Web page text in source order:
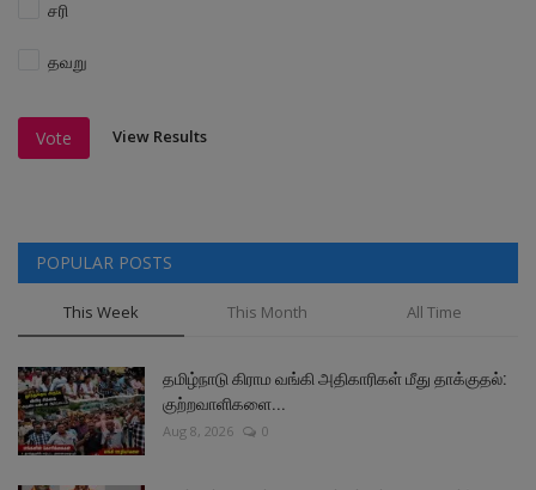
சரி
தவறு
Vote View Results
POPULAR POSTS
This Week This Month All Time
தமிழ்நாடு கிராம வங்கி அதிகாரிகள் மீது தாக்குதல்:
குற்றவாளிகளை...
Aug 8, 2026 0